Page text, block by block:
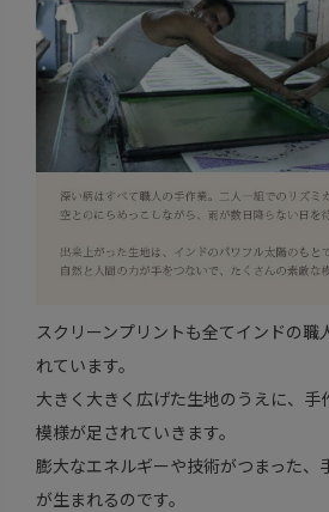
スクリーンプリントも全てインドの職
れています。
大きく大きく広げた生地のうえに、手
模様が足されていきます。
膨大なエネルギーや技術がつまった、
が生まれるのです。